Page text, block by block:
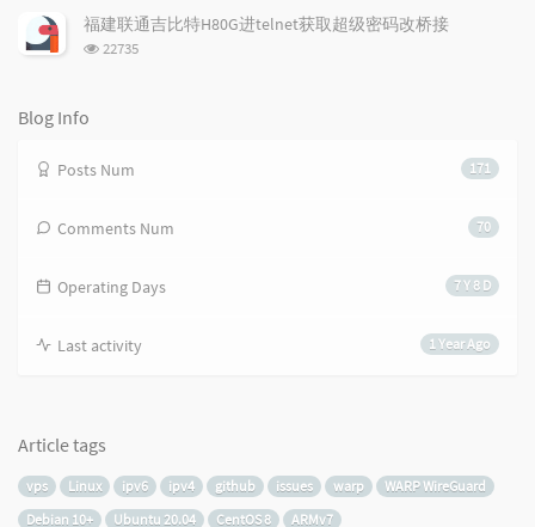
次
数:
福建联通吉比特H80G进telnet获取超级密码改桥接
浏
22735
Blog Info
171
Posts Num
70
Comments Num
7 Y 8 D
Operating Days
1 Year Ago
Last activity
Article tags
vps Linux ipv6 ipv4 github issues warp
WARP WireGuard
Debian 10+
Ubuntu 20.04 CentOS 8 ARMv7